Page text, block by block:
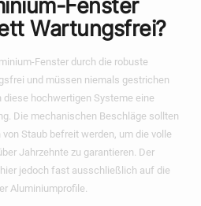
Fenster
Wartungsfrei?
Fenster durch die robuste
und müssen niemals gestrichen
hochwertigen Systeme eine
Die mechanischen Beschläge sollten
Staub befreit werden, um die volle
Jahrzehnte zu garantieren. Der
jedoch fast ausschließlich auf die
Aluminiumprofile.